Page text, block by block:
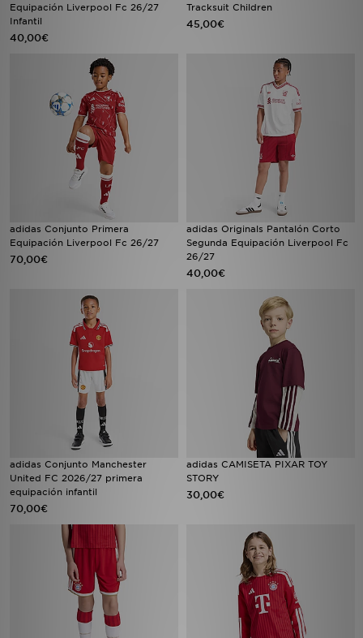
Equipación Liverpool Fc 26/27
Infantil
40,00€
Tracksuit Children
45,00€
adidas Conjunto Primera
Equipación Liverpool Fc 26/27
70,00€
adidas Originals Pantalón Corto
Segunda Equipación Liverpool Fc
26/27
40,00€
adidas Conjunto Manchester
United FC 2026/27 primera
equipación infantil
70,00€
adidas CAMISETA PIXAR TOY
STORY
30,00€